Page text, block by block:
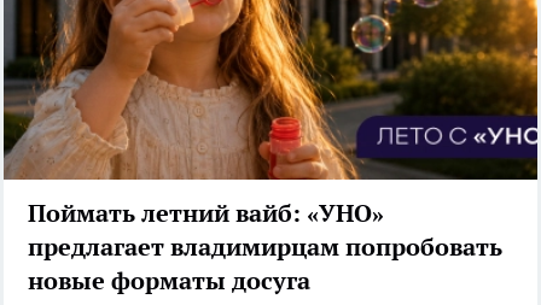
Поймать летний вайб: «УНО»
предлагает владимирцам попробовать
новые форматы досуга